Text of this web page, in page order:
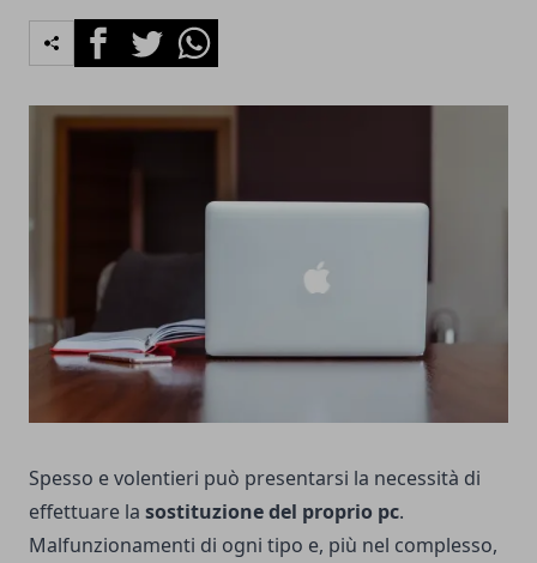
FacebookTwitterWhatsapp
Spesso e volentieri può presentarsi la necessità di
effettuare la sostituzione del proprio pc.
Malfunzionamenti di ogni tipo e, più nel complesso,